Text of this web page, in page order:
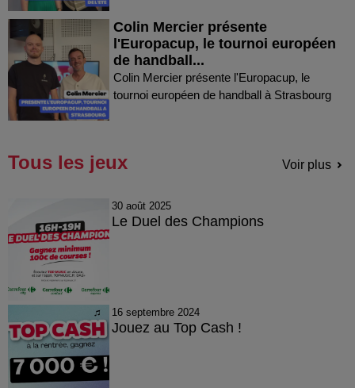
Colin Mercier présente
l'Europacup, le tournoi européen
de handball...
Colin Mercier présente l'Europacup, le
tournoi européen de handball à Strasbourg
Tous les jeux Voir plus
30 août 2025
Le Duel des Champions
16 septembre 2024
Jouez au Top Cash !